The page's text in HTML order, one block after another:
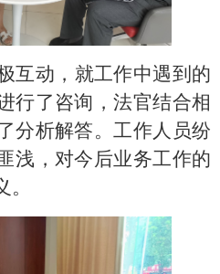
互动，就工作中遇到的
行了咨询，法官结合相
分析解答。工作人员纷
浅，对今后业务工作的